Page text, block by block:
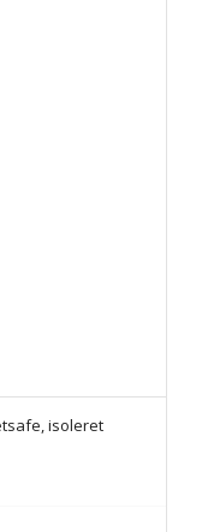
isoleret